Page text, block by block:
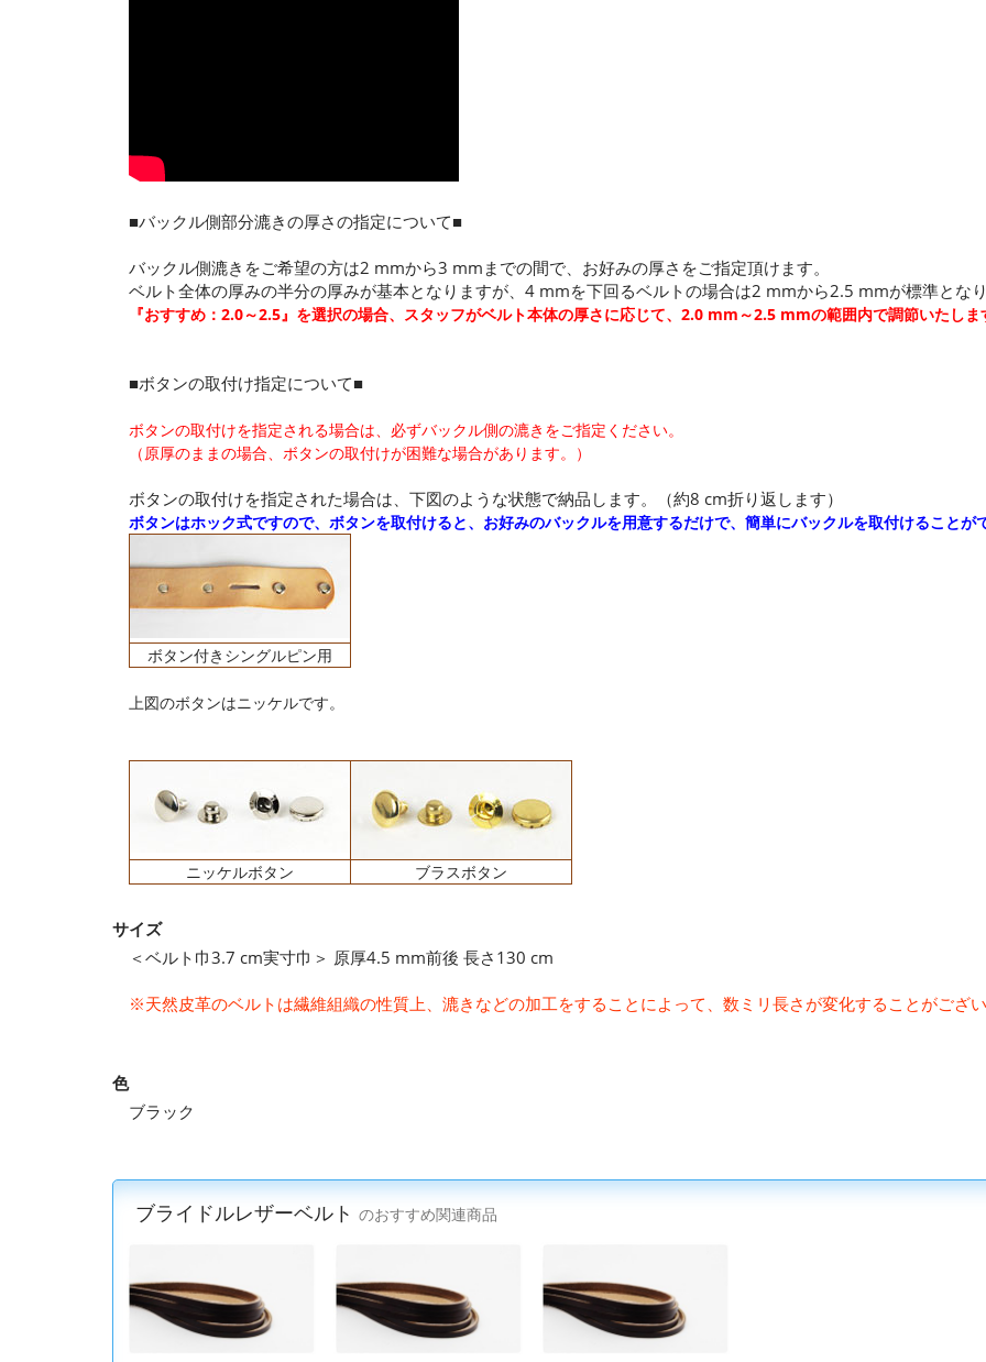
■バックル側部分漉きの厚さの指定について■
バックル側漉きをご希望の方は2 mmから3 mmまでの間で、お好みの厚さをご指定頂けます。
ベルト全体の厚みの半分の厚みが基本となりますが、4 mmを下回るベルトの場合は2 mmから2.5 mmが標準とな
『おすすめ：2.0～2.5』を選択の場合、スタッフがベルト本体の厚さに応じて、2.0 mm～2.5 mmの範囲内で調節いたしま
■ボタンの取付け指定について■
ボタンの取付けを指定される場合は、必ずバックル側の漉きをご指定ください。
（原厚のままの場合、ボタンの取付けが困難な場合があります。）
ボタンの取付けを指定された場合は、下図のような状態で納品します。（約8 cm折り返します）
ボタンはホック式ですので、ボタンを取付けると、お好みのバックルを用意するだけで、簡単にバックルを取付けることが
ボタン付きシングルピン用
上図のボタンはニッケルです。
ニッケルボタン ブラスボタン
サイズ
＜ベルト巾3.7 cm実寸巾＞ 原厚4.5 mm前後 長さ130 cm
※天然皮革のベルトは繊維組織の性質上、漉きなどの加工をすることによって、数ミリ長さが変化することがござ
色
ブラック
ブライドルレザーベルト のおすすめ関連商品